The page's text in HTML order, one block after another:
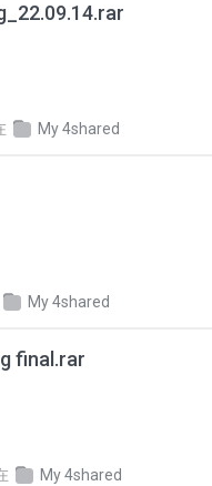
My 4shared
My 4shared
final.rar
My 4shared